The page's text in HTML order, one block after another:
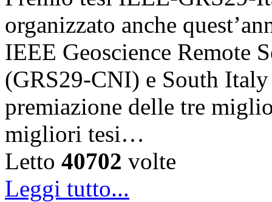
organizzato anche
IEEE Geoscience Remote
(GRS29-CNI) e South
premiazione delle tre
migliori tesi…
Letto 40702 volte
Leggi tutto...